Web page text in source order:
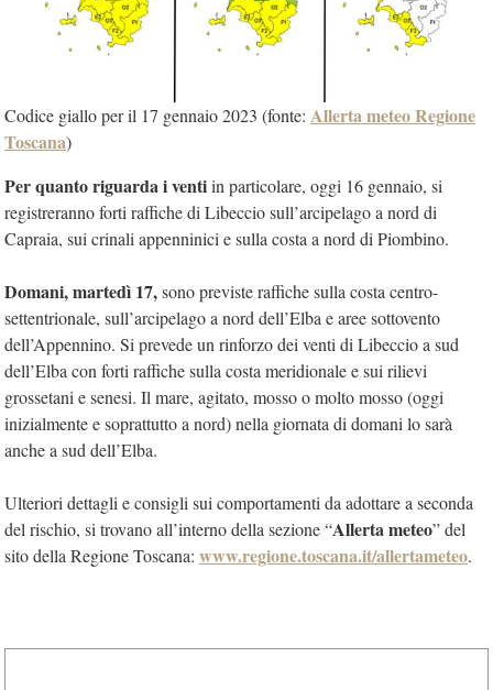
Codice giallo per il 17 gennaio 2023 (fonte: Allerta meteo Regione
Toscana)
Per quanto riguarda i ventiin particolare, oggi 16 gennaio, si
registreranno forti raffiche di Libeccio sull’arcipelago a nord di
Capraia, sui crinali appenninici e sulla costa a nord di Piombino.
Domani, martedì 17,sono previste raffiche sulla costa centro-
settentrionale, sull’arcipelago a nord dell’Elba e aree sottovento
dell’Appennino. Si prevede un rinforzo dei venti di Libeccio a sud
dell’Elba con forti raffiche sulla costa meridionale e sui rilievi
grossetani e senesi. Il mare, agitato, mosso o molto mosso (oggi
inizialmente e soprattutto a nord) nella giornata di domani lo sarà
anche a sud dell’Elba.
Ulteriori dettagli e consigli sui comportamenti da adottare a seconda
del rischio, si trovano all’interno della sezione “Allerta meteo” del
sito della Regione Toscana: www.regione.toscana.it/allertameteo.